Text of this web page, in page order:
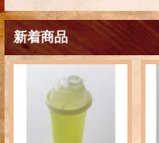
新着商品